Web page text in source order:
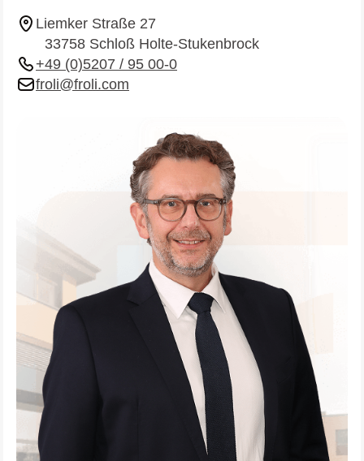
Liemker Straße 27
33758 Schloß Holte-Stukenbrock
+49 (0)5207 / 95 00-0
froli@froli.com